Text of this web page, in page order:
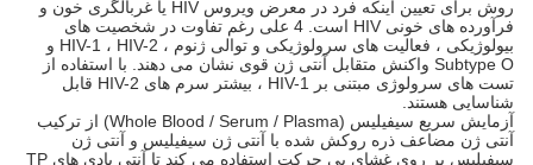
روش برای تعیین اینکه فرد در معرض ویروس HIV یا غربالگری خون و
فرآورده های خونی HIV است. 4 علی رغم تفاوت در شخصیت های
بیولوژیکی ، فعالیت های سرولوژیکی و توالی ژنوم ، HIV-1 ، HIV-2 و
Subtype O واکنش متقابل آنتی ژن قوی نشان می دهند. با استفاده از
تست های سرولوژی مبتنی بر HIV-1 ، بیشتر سرم های HIV-2 قابل
شناسایی هستند.
آزمایش سریع سیفیلیس (Whole Blood / Serum / Plasma) از ترکیب
آنتی ژن مضاعف ذره روکش شده با آنتی ژن سیفیلیس و آنتی ژن
سیفیلیس بر روی غشای بی حرکت استفاده می کند تا آنتی بادی های TP